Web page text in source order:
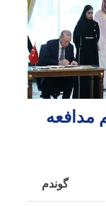
مدافعه
گوندم